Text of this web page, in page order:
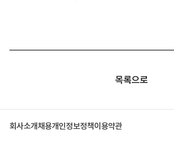
목록으로
회사소개채용개인정보정책이용약관